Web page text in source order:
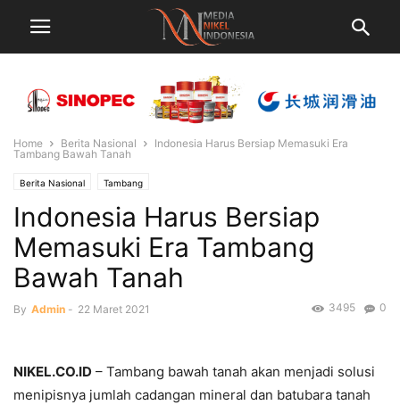
Home Berita Nasional
Indonesia Harus Bersiap Memasuki Era
Tambang Bawah Tanah
Berita Nasional Tambang
Indonesia Harus Bersiap
Memasuki Era Tambang
Bawah Tanah
By Admin - 22 Maret 2021 0
3495
NIKEL.CO.ID – Tambang bawah tanah akan menjadi solusi
menipisnya jumlah cadangan mineral dan batubara tanah